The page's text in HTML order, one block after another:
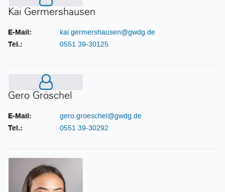
Kai Germershausen
Kai Germershausen
E-Mail:
kai.germershausen@gwdg.de
Tel.:
0551 39-30125
Gero Gröschel
Gero Gröschel
E-Mail:
gero.groeschel@gwdg.de
Tel.:
0551 39-30292